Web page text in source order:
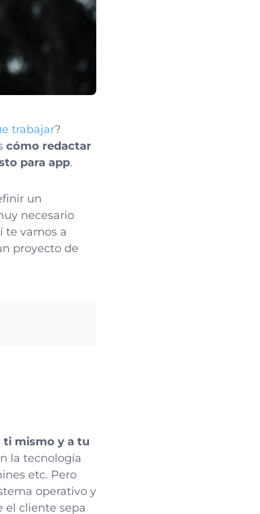
trabajar?
cómo redactar
para app.
un
necesario
te vamos a
proyecto de
ti mismo y a tu
la tecnología
etc. Pero
operativo y
el cliente sepa